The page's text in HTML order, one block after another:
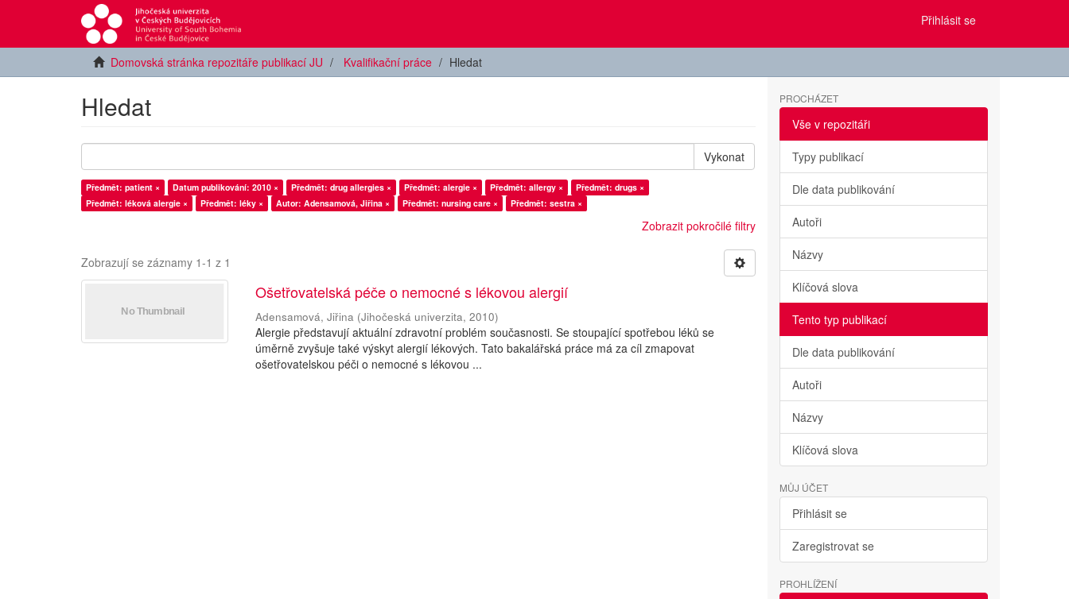
Přihlásit se
Domovská stránka repozitáře publikací JU Kvalifikační práce Hledat
Hledat
Vykonat
Předmět: patient × Datum publikování: 2010 × Předmět: drug allergies × Předmět: alergie × Předmět: allergy ×
Předmět: drugs ×
Předmět: léková alergie ×
Předmět: léky × Autor: Adensamová, Jiřina × Předmět: nursing care × Předmět: sestra ×
Zobrazit pokročilé filtry
Zobrazují se záznamy 1-1 z 1
Ošetřovatelská péče o nemocné s lékovou alergií
Adensamová, Jiřina (Jihočeská univerzita,2010)
Alergie představují aktuální zdravotní problém současnosti. Se stoupající spotřebou léků se
úměrně zvyšuje také výskyt alergií lékových. Tato bakalářská práce má za cíl zmapovat
ošetřovatelskou péči o nemocné s lékovou ...
PROCHÁZET
Vše v repozitáři
Typy publikací
Dle data publikování
Autoři
Názvy
Klíčová slova
Tento typ publikací
Dle data publikování
Autoři
Názvy
Klíčová slova
MŮJ ÚČET
Přihlásit se
Zaregistrovat se
PROHLÍŽENÍ